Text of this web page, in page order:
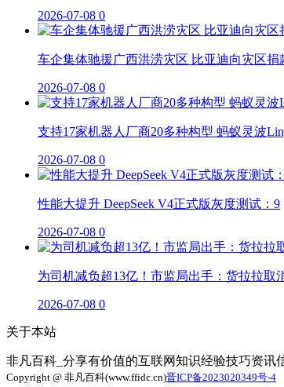
2026-07-08 0
车企集体驰援广西洪涝灾区 比亚迪向灾区捐
2026-07-08 0
支持17家机器人厂商20多种构型 蚂蚁灵波
2026-07-08 0
性能大提升 DeepSeek V4正式版灰度测试：9
2026-07-08 0
为司机减负超13亿！市监局出手：货拉拉取
2026-07-08 0
关于本站
非凡百科_分享有价值的互联网知识经验技巧资讯
Copyright @ 非凡百科(www.ffidc.cn)晋ICP备2023020349号-4